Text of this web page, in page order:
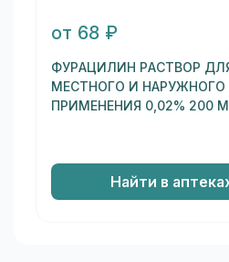
от 68 ₽
ФУРАЦИЛИН РАСТВОР
МЕСТНОГО И НАРУЖНОГО
ПРИМЕНЕНИЯ 0,02% 200
Найти в